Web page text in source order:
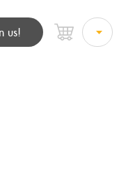
us!